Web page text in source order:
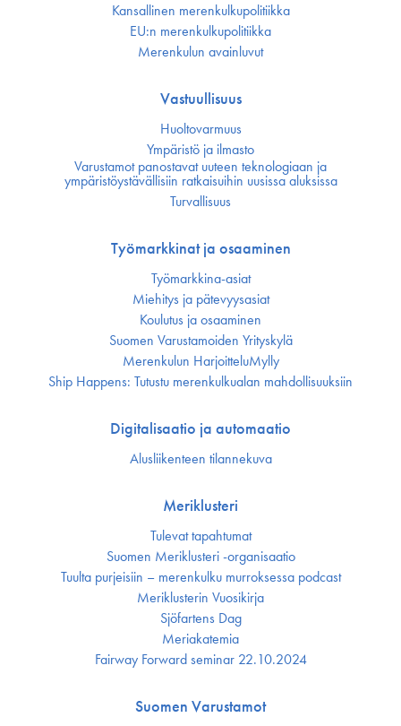
Kansallinen merenkulku­politiikka
EU:n merenkulku­politiikka
Merenkulun avainluvut
Vastuullisuus
Huoltovarmuus
Ympäristö ja ilmasto
Varustamot panostavat uuteen teknologiaan ja
ympäristöystävällisiin ratkaisuihin uusissa aluksissa
Turvallisuus
Työmarkkinat ja osaaminen
Työmarkkina-asiat
Miehitys ja pätevyys­asiat
Koulutus ja osaaminen
Suomen Varustamoiden Yrityskylä
Merenkulun HarjoitteluMylly
Ship Happens: Tutustu merenkulkualan mahdollisuuksiin
Digitalisaatio ja automaatio
Alusliikenteen tilannekuva
Meriklusteri
Tulevat tapahtumat
Suomen Meriklusteri -organisaatio
Tuulta purjeisiin – merenkulku murroksessa podcast
Meriklusterin Vuosikirja
Sjöfartens Dag
Meriakatemia
Fairway Forward seminar 22.10.2024
Suomen Varustamot